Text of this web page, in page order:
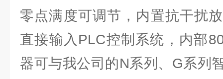
零点满度可调节，内置抗干扰
直接输入PLC控制系统，内部
器可与我公司的N系列、G系列